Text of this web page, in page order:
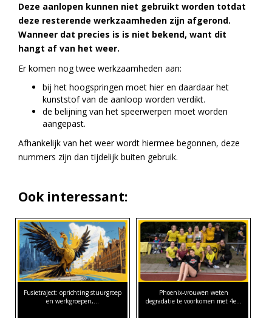
Deze aanlopen kunnen niet gebruikt worden totdat
deze resterende werkzaamheden zijn afgerond.
Wanneer dat precies is is niet bekend, want dit
hangt af van het weer.
Er komen nog twee werkzaamheden aan:
bij het hoogspringen moet hier en daardaar het
kunststof van de aanloop worden verdikt.
de belijning van het speerwerpen moet worden
aangepast.
Afhankelijk van het weer wordt hiermee begonnen, deze
nummers zijn dan tijdelijk buiten gebruik.
Ook interessant:
Fusietraject: oprichting stuurgroep
en werkgroepen,…
Phoenix-vrouwen weten
degradatie te voorkomen met 4e…